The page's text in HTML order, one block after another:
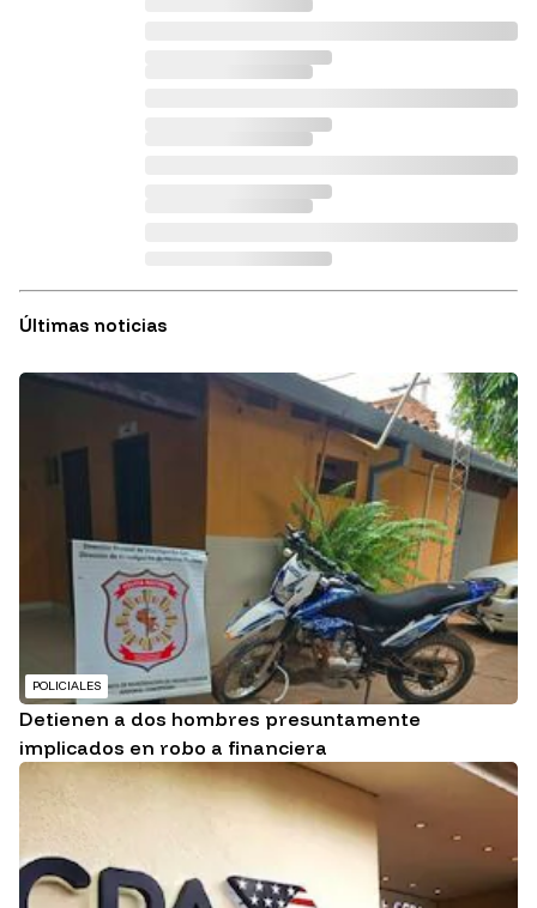
Últimas noticias
POLICIALES
Detienen a dos hombres presuntamente
implicados en robo a financiera